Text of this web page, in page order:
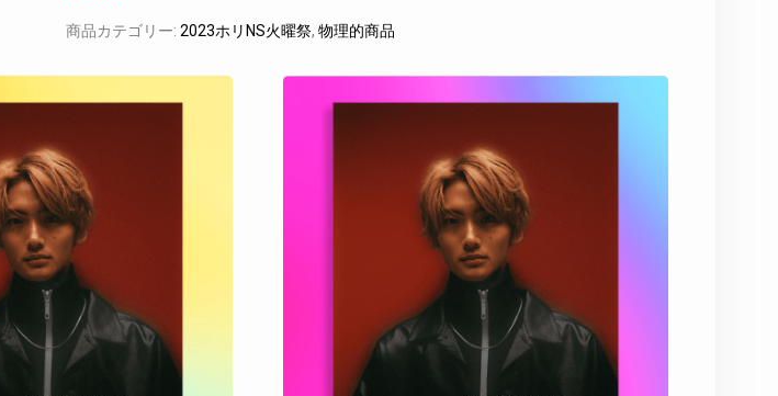
商品カテゴリー: 2023ホリNS火曜祭, 物理的商品